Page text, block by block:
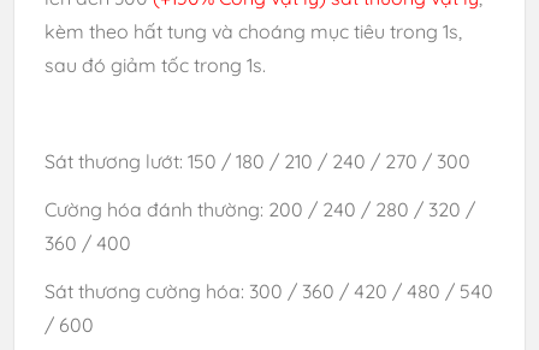
kèm theo hất tung và choáng mục tiêu trong 1s,
sau đó giảm tốc trong 1s.
Sát thương lướt: 150 / 180 / 210 / 240 / 270 / 300
Cường hóa đánh thường: 200 / 240 / 280 / 320 /
360 / 400
Sát thương cường hóa: 300 / 360 / 420 / 480 / 540
/ 600